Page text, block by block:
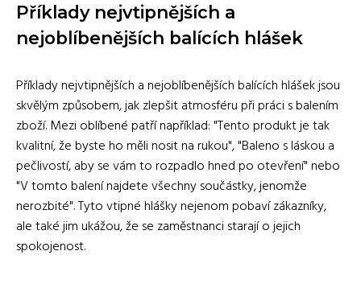
Příklady nejvtipnějších a
nejoblíbenějších balících hlášek
Příklady nejvtipnějších a nejoblíbenějších balících hlášek jsou
skvělým způsobem, jak zlepšit atmosféru při práci s balením
zboží. Mezi oblíbené patří například: "Tento produkt je tak
kvalitní, že byste ho měli nosit na rukou", "Baleno s láskou a
pečlivostí, aby se vám to rozpadlo hned po otevření" nebo
"V tomto balení najdete všechny součástky, jenomže
nerozbité". Tyto vtipné hlášky nejenom pobaví zákazníky,
ale také jim ukážou, že se zaměstnanci starají o jejich
spokojenost.